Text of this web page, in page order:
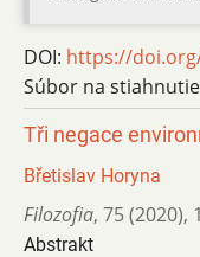
DOI: https://
Súbor na
Tři negace
Břetislav Horyna
Filozofia, 75 (2020),
Abstrakt